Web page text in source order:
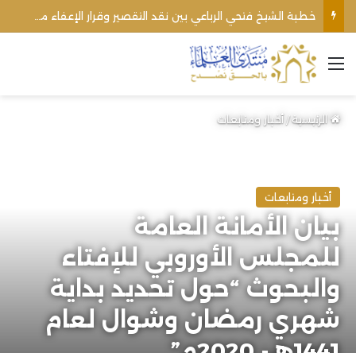
القائمة
الرئيسية/أخبار ومتابعات
أخبار ومتابعات
بيان الأمانة العامة
للمجلس الأوروبي للإفتاء
والبحوث “حول تحديد بداية
شهري رمضان وشوال لعام